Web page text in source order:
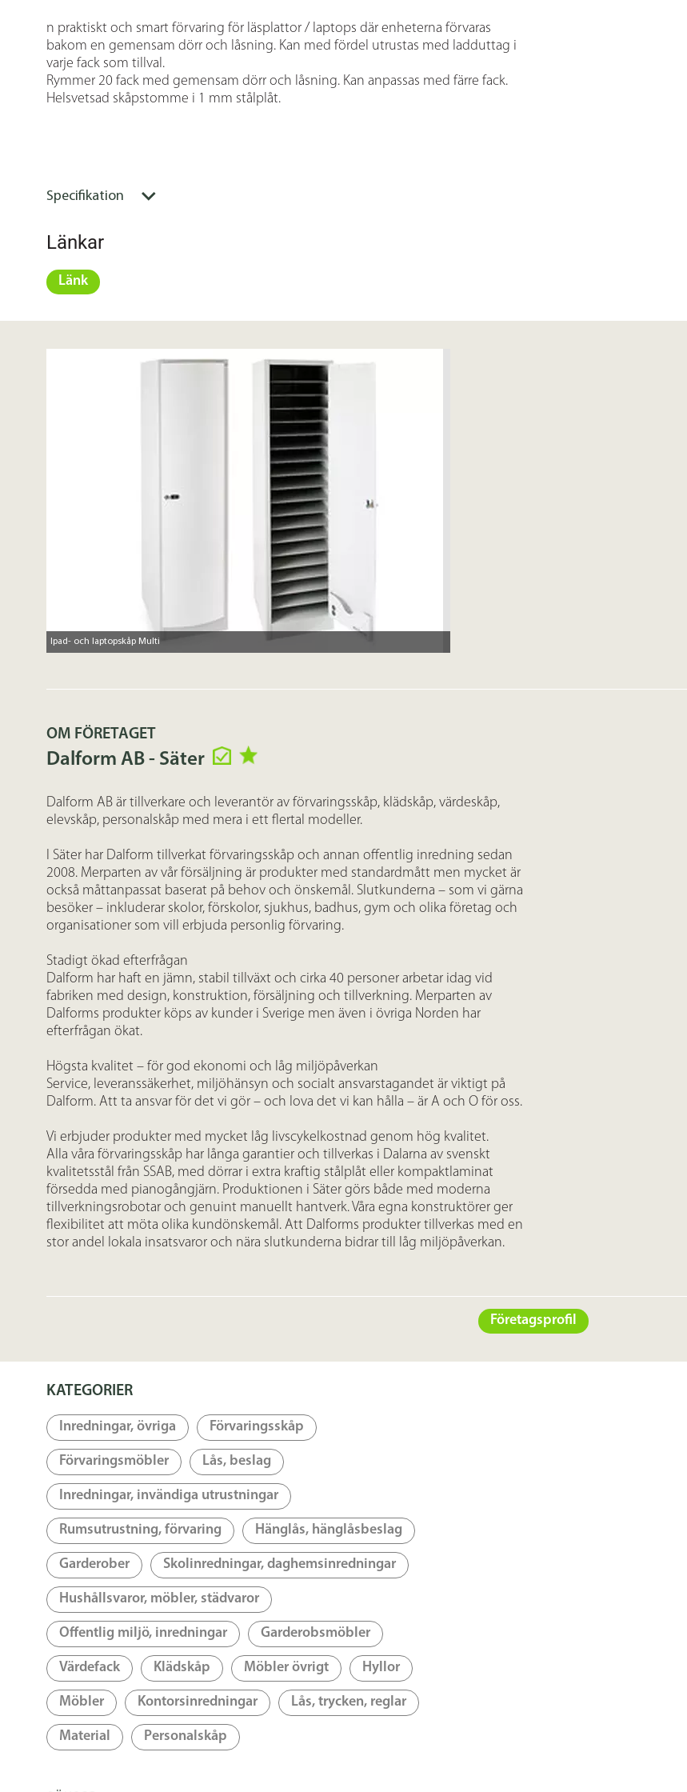
n praktiskt och smart förvaring för läsplattor / laptops där enheterna förvaras
bakom en gemensam dörr och låsning. Kan med fördel utrustas med ladduttag i
varje fack som tillval.
Rymmer 20 fack med gemensam dörr och låsning. Kan anpassas med färre fack.
Helsvetsad skåpstomme i 1 mm stålplåt.
Specifikation
Länkar
Länk
Ipad- och laptopskåp Multi
OM FÖRETAGET
Dalform AB - Säter
Dalform AB är tillverkare och leverantör av förvaringsskåp, klädskåp, värdeskåp,
elevskåp, personalskåp med mera i ett flertal modeller.
I Säter har Dalform tillverkat förvaringsskåp och annan offentlig inredning sedan
2008. Merparten av vår försäljning är produkter med standardmått men mycket är
också måttanpassat baserat på behov och önskemål. Slutkunderna – som vi gärna
besöker – inkluderar skolor, förskolor, sjukhus, badhus, gym och olika företag och
organisationer som vill erbjuda personlig förvaring.
Stadigt ökad efterfrågan
Dalform har haft en jämn, stabil tillväxt och cirka 40 personer arbetar idag vid
fabriken med design, konstruktion, försäljning och tillverkning. Merparten av
Dalforms produkter köps av kunder i Sverige men även i övriga Norden har
efterfrågan ökat.
Högsta kvalitet – för god ekonomi och låg miljöpåverkan
Service, leveranssäkerhet, miljöhänsyn och socialt ansvarstagandet är viktigt på
Dalform. Att ta ansvar för det vi gör – och lova det vi kan hålla – är A och O för oss.
Vi erbjuder produkter med mycket låg livscykelkostnad genom hög kvalitet.
Alla våra förvaringsskåp har långa garantier och tillverkas i Dalarna av svenskt
kvalitetsstål från SSAB, med dörrar i extra kraftig stålplåt eller kompaktlaminat
försedda med pianogångjärn. Produktionen i Säter görs både med moderna
tillverkningsrobotar och genuint manuellt hantverk. Våra egna konstruktörer ger
flexibilitet att möta olika kundönskemål. Att Dalforms produkter tillverkas med en
stor andel lokala insatsvaror och nära slutkunderna bidrar till låg miljöpåverkan.
Företagsprofil
KATEGORIER
Inredningar, övriga Förvaringsskåp
Förvaringsmöbler Lås, beslag
Inredningar, invändiga utrustningar
Rumsutrustning, förvaring Hänglås, hänglåsbeslag
Garderober Skolinredningar, daghemsinredningar
Hushållsvaror, möbler, städvaror
Offentlig miljö, inredningar Garderobsmöbler
Värdefack Klädskåp Möbler övrigt Hyllor
Möbler Kontorsinredningar Lås, trycken, reglar
Material Personalskåp